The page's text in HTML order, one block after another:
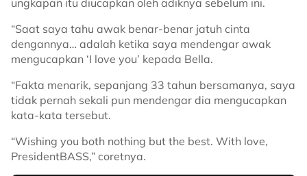
ungkapan itu diucapkan oleh adiknya sebelum ini.
“Saat saya tahu awak benar-benar jatuh cinta
dengannya… adalah ketika saya mendengar awak
mengucapkan ‘I love you’ kepada Bella.
“Fakta menarik, sepanjang 33 tahun bersamanya, saya
tidak pernah sekali pun mendengar dia mengucapkan
kata-kata tersebut.
“Wishing you both nothing but the best. With love,
PresidentBASS,” coretnya.